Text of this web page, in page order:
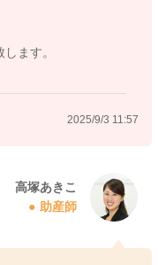
ます。
2025/9/3 11:57
高塚あきこ
助産師